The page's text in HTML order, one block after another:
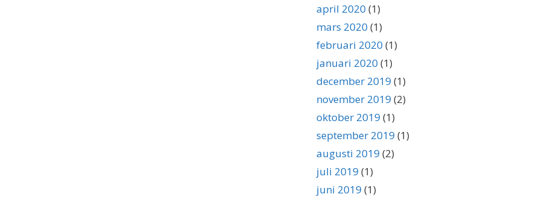
april 2020 (1)
mars 2020 (1)
februari 2020 (1)
januari 2020 (1)
december 2019 (1)
november 2019 (2)
oktober 2019 (1)
september 2019 (1)
augusti 2019 (2)
juli 2019 (1)
juni 2019 (1)